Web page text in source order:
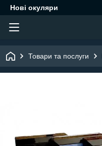
Нові окуляри
Товари та послуги